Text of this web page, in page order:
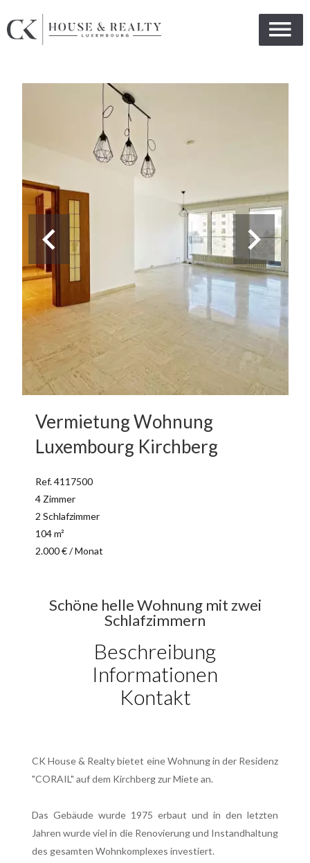
Vermietung Wohnung
Luxembourg Kirchberg
Ref. 4117500
4 Zimmer
2 Schlafzimmer
104 m²
2.000 € / Monat
Schöne helle Wohnung mit zwei
Schlafzimmern
Beschreibung
Informationen
Kontakt
CK House & Realty bietet eine Wohnung in der Residenz
"CORAIL" auf dem Kirchberg zur Miete an.
Das Gebäude wurde 1975 erbaut und in den letzten
Jahren wurde viel in die Renovierung und Instandhaltung
des gesamten Wohnkomplexes investiert.